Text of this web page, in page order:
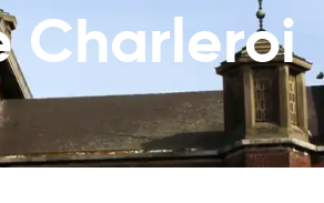
Charleroi